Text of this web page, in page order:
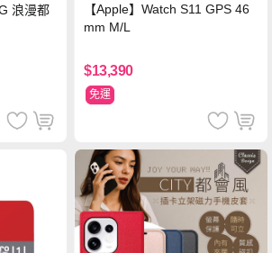
浪漫都
【Apple】Watch S11 GPS 46
mm M/L
$13,390
免運